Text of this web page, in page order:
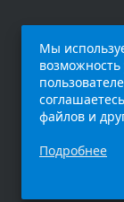
ни при
Мы
файлов и
Подробнее